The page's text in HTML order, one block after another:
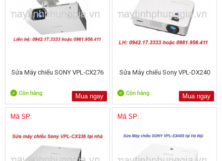
Sửa Máy chiếu SONY VPL-CX276
Mua ngay
Sửa Máy chiếu Sony VPL-DX240
Mua ngay
Mã SP: Mã SP: